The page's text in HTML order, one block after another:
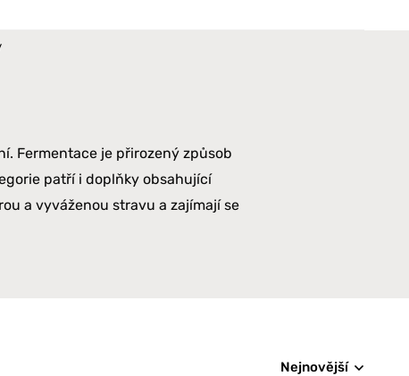
Fermentace je přirozený způsob
patří i doplňky obsahující
a vyváženou stravu a zajímají se
Nejnovější